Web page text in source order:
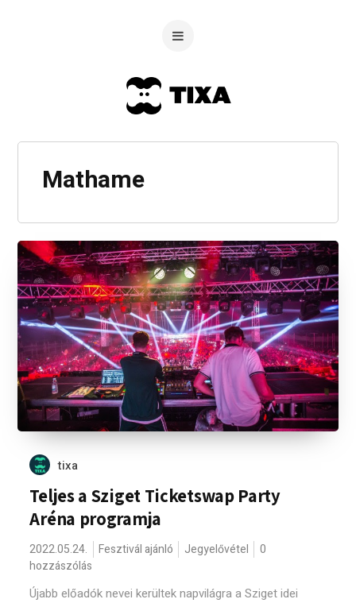
Mathame
tixa
Teljes a Sziget Ticketswap Party
Aréna programja
2022.05.24. Fesztivál ajánló Jegyelővétel
0
hozzászólás
Újabb előadók nevei kerültek napvilágra a Sziget idei